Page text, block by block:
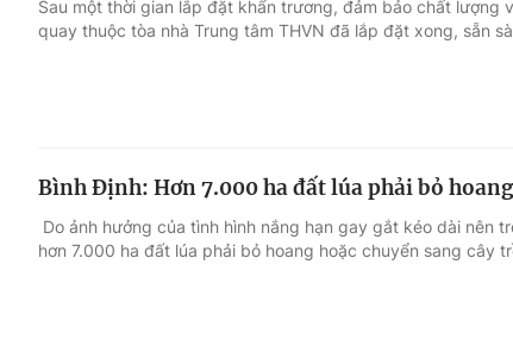
Sau một thời gian lắp đặt khẩn trương, đảm bảo chất lượng
quay thuộc tòa nhà Trung tâm THVN đã lắp đặt xong, sẵn
Bình Định: Hơn 7.000 ha đất lúa phải bỏ hoang
Do ảnh hưởng của tình hình nắng hạn gay gắt kéo dài nên
hơn 7.000 ha đất lúa phải bỏ hoang hoặc chuyển sang cây